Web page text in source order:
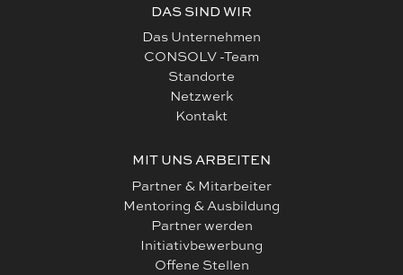
DAS SIND WIR
Das Unternehmen
CONSOLV -Team
Standorte
Netzwerk
Kontakt
MIT UNS ARBEITEN
Partner & Mitarbeiter
Mentoring & Ausbildung
Partner werden
Initiativbewerbung
Offene Stellen